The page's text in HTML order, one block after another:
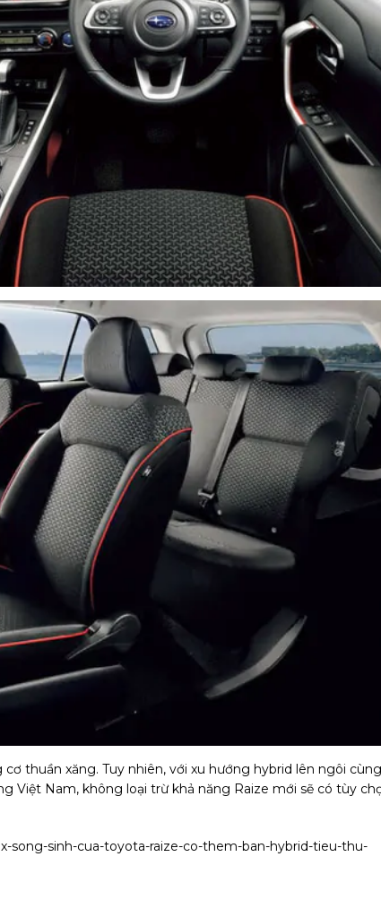
thuần xăng. Tuy nhiên, với xu hướng hybrid lên ngôi cùng
Việt Nam, không loại trừ khả năng Raize mới sẽ có tùy
song-sinh-cua-toyota-raize-co-them-ban-hybrid-tieu-thu-